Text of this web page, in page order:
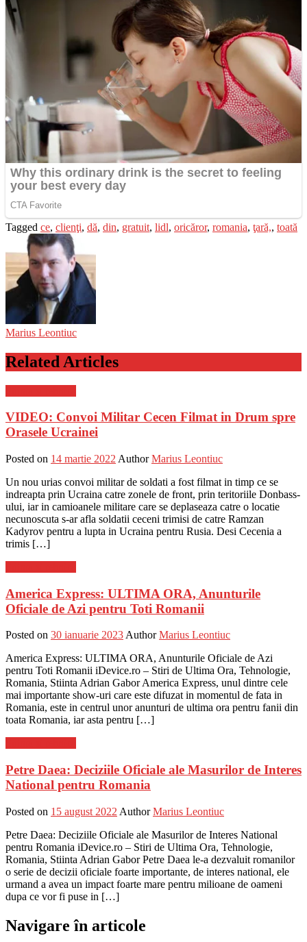
Tagged ce, clienţi, dă, din, gratuit, lidl, oricăror, romania, ţară,, toată
Marius Leontiuc
Related Articles
VIDEO: Convoi Militar Cecen Filmat in Drum spre
Orasele Ucrainei
Posted on 14 martie 2022 Author Marius Leontiuc
Un nou urias convoi militar de soldati a fost filmat in timp ce se
indreapta prin Ucraina catre zonele de front, prin teritoriile Donbass-
ului, iar in camioanele militare care se deplaseaza catre o locatie
necunoscuta s-ar afla soldatii ceceni trimisi de catre Ramzan
Kadyrov pentru a lupta in Ucraina pentru Rusia. Desi Cecenia a
trimis […]
America Express: ULTIMA ORA, Anunturile
Oficiale de Azi pentru Toti Romanii
Posted on 30 ianuarie 2023Author Marius Leontiuc
America Express: ULTIMA ORA, Anunturile Oficiale de Azi
pentru Toti Romanii iDevice.ro – Stiri de Ultima Ora, Tehnologie,
Romania, Stiinta Adrian Gabor America Express, unul dintre cele
mai importante show-uri care este difuzat in momentul de fata in
Romania, este in centrul unor anunturi de ultima ora pentru fanii din
toata Romania, iar asta pentru […]
Petre Daea: Deciziile Oficiale ale Masurilor de Interes
National pentru Romania
Posted on 15 august 2022 Author Marius Leontiuc
Petre Daea: Deciziile Oficiale ale Masurilor de Interes National
pentru Romania iDevice.ro – Stiri de Ultima Ora, Tehnologie,
Romania, Stiinta Adrian Gabor Petre Daea le-a dezvaluit romanilor
o serie de decizii oficiale foarte importante, de interes national, ele
urmand a avea un impact foarte mare pentru milioane de oameni
dupa ce vor fi puse in […]
Navigare în articole